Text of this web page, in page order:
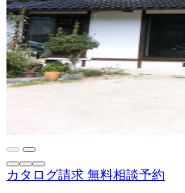
カタログ請求 無料相談予約